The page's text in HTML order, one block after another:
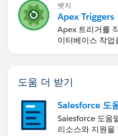
뱃지
Apex Triggers
Apex 트리거를
이터베이스 작업
도움 더 받기
Salesforce 도
Salesforce 도움
리소스와 지원을